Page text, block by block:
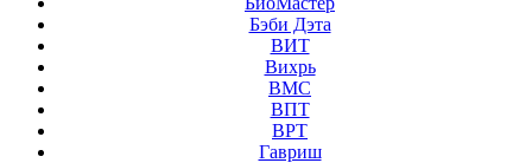
Бэби Дэта
ВИТ
Вихрь
ВМС
ВПТ
ВРТ
Гавриш